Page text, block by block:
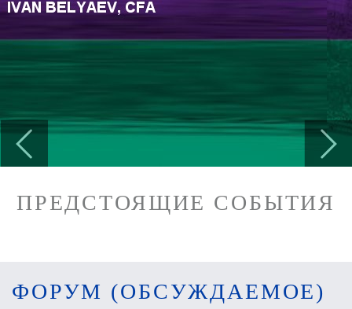
Previous
ПРЕДСТОЯЩИЕ СОБЫТИЯ
ФОРУМ (ОБСУЖДАЕМОЕ)